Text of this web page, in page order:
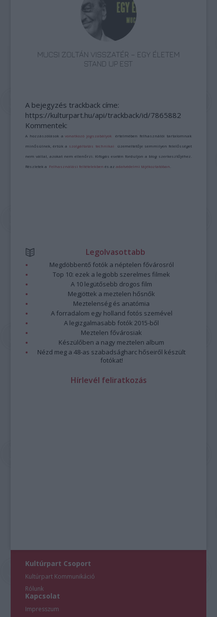
MUCSI ZOLTÁN VISSZATÉR – EGY ÉLETEM
STAND UP EST
A bejegyzés trackback címe:
https://kulturpart.hu/api/trackback/id/7865882
Kommentek:
A hozzászólások avonatkozó jogszabályok értelmében felhasználói tartalomnak
minősülnek, értük a szolgáltatás technikai üzemeltetője semmilyen felelősséget
nem vállal, azokat nem ellenőrzi. Kifogás esetén forduljon a blog szerkesztőjéhez.
Részletek a Felhasználási feltételekben és azadatvédelmi tájékoztatóban
Legolvasottabb
Megdöbbentő fotók a néptelen fővárosról
Top 10: ezek a legjobb szerelmes filmek
A 10 legütősebb drogos film
Megjöttek a meztelen hősnők
Meztelenség és anatómia
A forradalom egy holland fotós szemével
A legizgalmasabb fotók 2015-ből
Meztelen fővárosiak
Készülőben a nagy meztelen album
Nézd meg a 48-as szabadságharc hőseiről készült
fotókat!
Hírlevél feliratkozás
Kultúrpart Csoport
Kultúrpart Kommunikáció
Rólunk
Kapcsolat
Impresszum